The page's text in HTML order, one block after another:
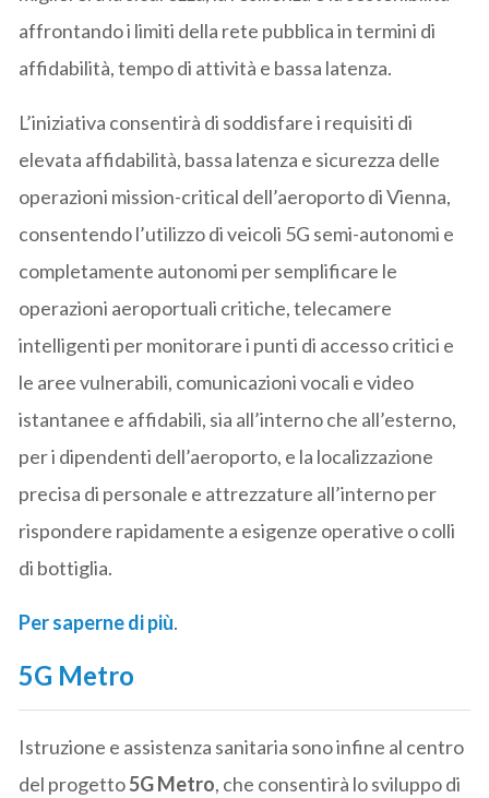
affrontando i limiti della rete pubblica in termini di
affidabilità, tempo di attività e bassa latenza.
L’iniziativa consentirà di soddisfare i requisiti di
elevata affidabilità, bassa latenza e sicurezza delle
operazioni mission-critical dell’aeroporto di Vienna,
consentendo l’utilizzo di veicoli 5G semi-autonomi e
completamente autonomi per semplificare le
operazioni aeroportuali critiche, telecamere
intelligenti per monitorare i punti di accesso critici e
le aree vulnerabili, comunicazioni vocali e video
istantanee e affidabili, sia all’interno che all’esterno,
per i dipendenti dell’aeroporto, e la localizzazione
precisa di personale e attrezzature all’interno per
rispondere rapidamente a esigenze operative o colli
di bottiglia.
Per saperne di più.
5G Metro
Istruzione e assistenza sanitaria sono infine al centro
del progetto5G Metro, che consentirà lo sviluppo di